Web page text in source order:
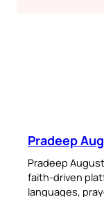
Pradeep
Pradeep
faith-driven
languages,